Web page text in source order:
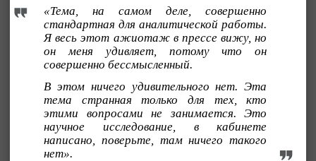
«Тема, на самом деле, совершенно
стандартная для аналитической работы.
Я весь этот ажиотаж в прессе вижу, но
он меня удивляет, потому что он
совершенно бессмысленный.
В этом ничего удивительного нет. Эта
тема странная только для тех, кто
этими вопросами не занимается. Это
научное исследование, в кабинете
написано, поверьте, там ничего такого
нет».